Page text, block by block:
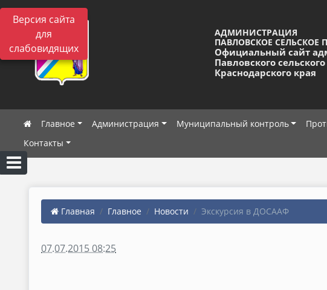
Версия сайта
для
слабовидящих
АДМИНИСТРАЦИЯ
ПАВЛОВСКОЕ СЕЛЬСКОЕ
Официальный сайт
Павловского
Краснодарского края
Главное Администрация Муниципальный контроль
Контакты
Главная Главное Новости Экскурсия в ДОСААФ
07.07.2015 08:25